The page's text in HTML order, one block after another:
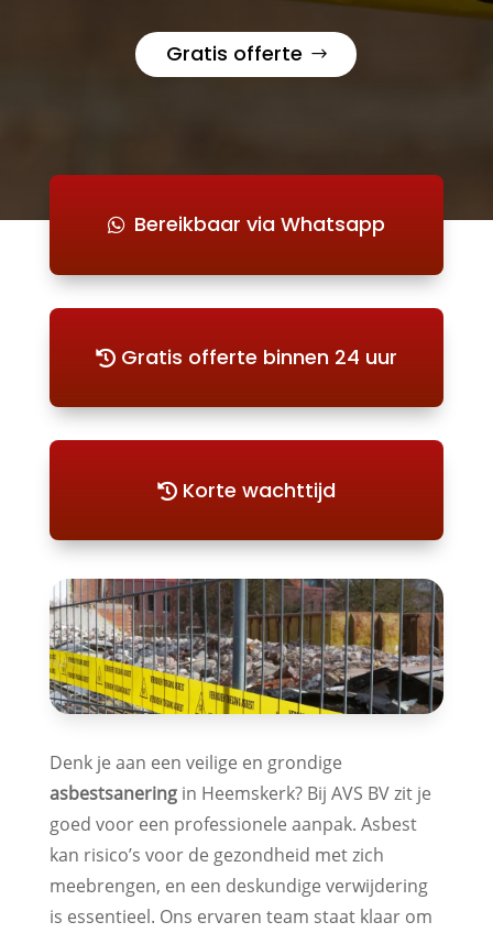
Gratis offerte
Bereikbaar via Whatsapp
Gratis offerte binnen 24 uur
Korte wachttijd
Denk je aan een veilige en grondige
asbestsaneringin Heemskerk? Bij AVS BV zit je
goed voor een professionele aanpak. Asbest
kan risico’s voor de gezondheid met zich
meebrengen, en een deskundige verwijdering
is essentieel. Ons ervaren team staat klaar om